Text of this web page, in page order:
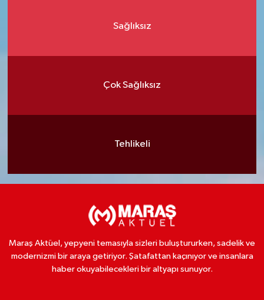
Sağlıksız
Çok Sağlıksız
Tehlikeli
Maraş Aktüel, yepyeni temasıyla sizleri buluştururken, sadelik ve
modernizmi bir araya getiriyor. Şatafattan kaçınıyor ve insanlara
haber okuyabilecekleri bir altyapı sunuyor.